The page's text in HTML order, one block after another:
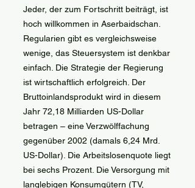
Jeder, der zum Fortschritt beiträgt, ist
hoch willkommen in Aserbaidschan.
Regularien gibt es vergleichsweise
wenige, das Steuersystem ist denkbar
einfach. Die Strategie der Regierung
ist wirtschaftlich erfolgreich. Der
Bruttoinlandsprodukt wird in diesem
Jahr 72,18 Milliarden US-Dollar
betragen – eine Verzwölffachung
gegenüber 2002 (damals 6,24 Mrd.
US-Dollar). Die Arbeitslosenquote liegt
bei sechs Prozent. Die Versorgung mit
langlebigen Konsumgütern (TV,